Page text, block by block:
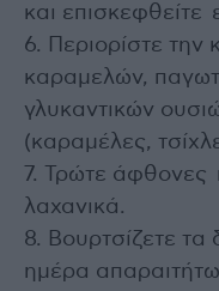
και επισκεφθείτε
6. Περιορίστε
καραμελών,
γλυκαντικών
(καραμέλες,
7. Τρώτε άφθονες
λαχανικά.
8. Βουρτσίζετε
ημέρα